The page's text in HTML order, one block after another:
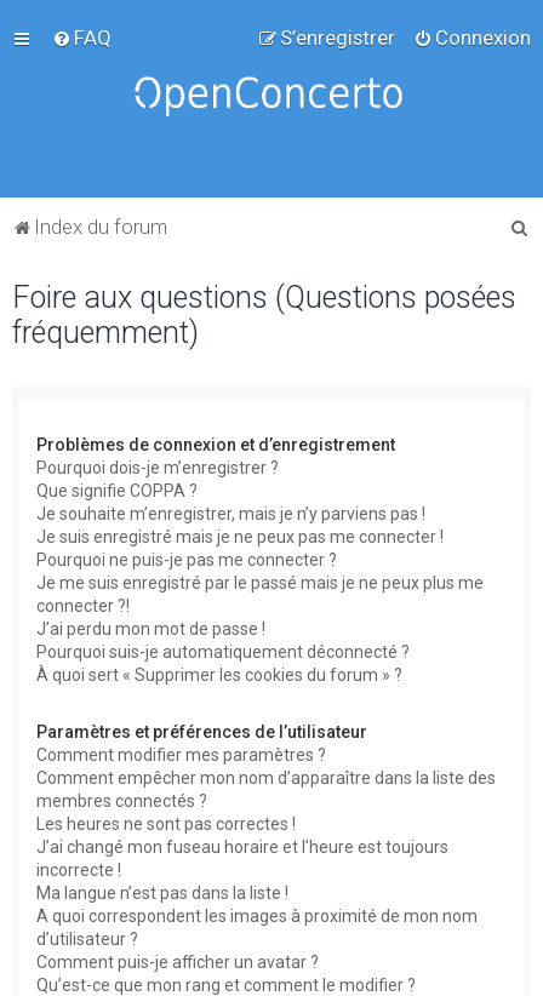
FAQ Connexion
S’enregistrer
Index du forum
Foire aux questions (Questions posées
fréquemment)
Problèmes de connexion et d’enregistrement
Pourquoi dois-je m’enregistrer ?
Que signifie COPPA ?
Je souhaite m’enregistrer, mais je n’y parviens pas !
Je suis enregistré mais je ne peux pas me connecter !
Pourquoi ne puis-je pas me connecter ?
Je me suis enregistré par le passé mais je ne peux plus me
connecter ?!
J’ai perdu mon mot de passe !
Pourquoi suis-je automatiquement déconnecté ?
À quoi sert « Supprimer les cookies du forum » ?
Paramètres et préférences de l’utilisateur
Comment modifier mes paramètres ?
Comment empêcher mon nom d’apparaître dans la liste des
membres connectés ?
Les heures ne sont pas correctes !
J’ai changé mon fuseau horaire et l’heure est toujours
incorrecte !
Ma langue n’est pas dans la liste !
A quoi correspondent les images à proximité de mon nom
d’utilisateur ?
Comment puis-je afficher un avatar ?
Qu’est-ce que mon rang et comment le modifier ?